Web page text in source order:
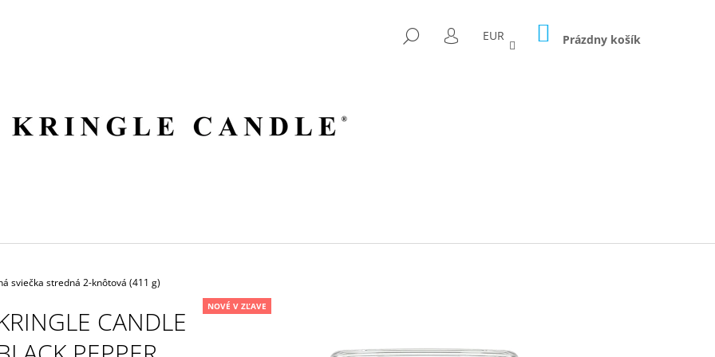
HĽADAŤ
PRIHLÁSENIE
EUR NÁKUPNÝ
KOŠÍK
Prázdny košík
sviečka stredná 2-knôtová (411 g)
CANDLE
NOVÉ V ZĽAVE
HERMANOS APOTHECARY VOLUSPA JAPONICA FORAGED